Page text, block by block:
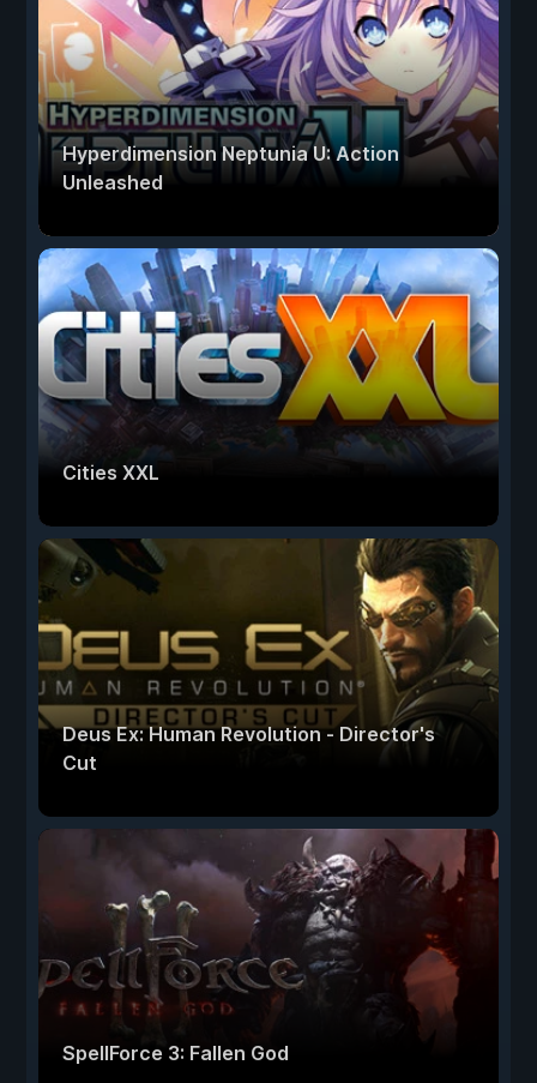
Hyperdimension Neptunia U: Action
Unleashed
Cities XXL
Deus Ex: Human Revolution - Director's
Cut
SpellForce 3: Fallen God